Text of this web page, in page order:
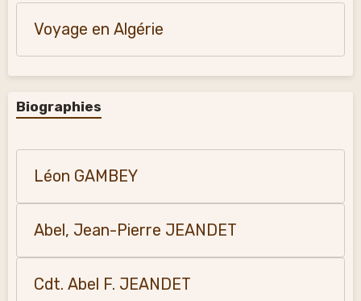
Voyage en Algérie
Biographies
Léon GAMBEY
Abel, Jean-Pierre JEANDET
Cdt. Abel F. JEANDET